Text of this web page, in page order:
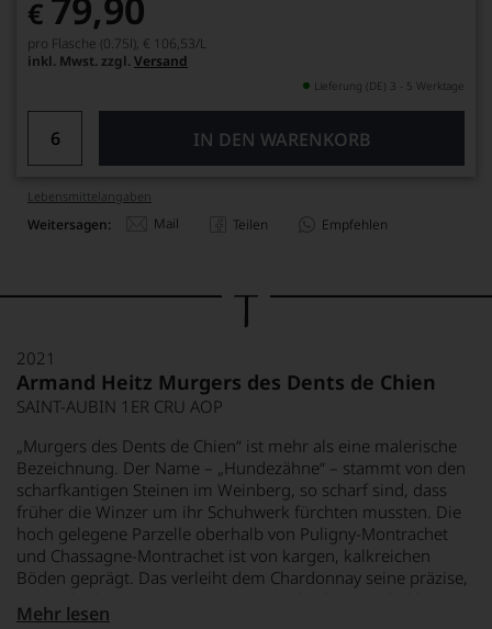
€
pro Flasche (0.75l), € 106,53/L
inkl. Mwst. zzgl. Versand
Lieferung (DE) 3 - 5 Werktage
IN DEN WARENKORB
Lebensmittel­angaben
Weitersagen: Mail Teilen Empfehlen
2021
Armand Heitz Murgers des Dents de Chien
SAINT-AUBIN 1ER CRU AOP
„Murgers des Dents de Chien“ ist mehr als eine malerische
Bezeichnung. Der Name – „Hundezähne“ – stammt von den
scharfkantigen Steinen im Weinberg, so scharf sind, dass
früher die Winzer um ihr Schuhwerk fürchten mussten. Die
hoch gelegene Parzelle oberhalb von Puligny-Montrachet
und Chassagne-Montrachet ist von kargen, kalkreichen
Böden geprägt. Das verleiht dem Chardonnay seine präzise,
Jahrgang, wodurch die Weine eine besondere Frische,
Mehr lesen